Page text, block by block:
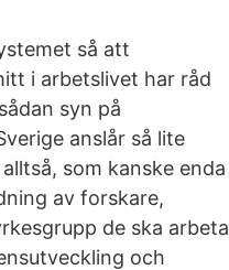
så att
i arbetslivet har råd
syn på
anslår så lite
som kanske enda
av forskare,
de ska arbeta
och